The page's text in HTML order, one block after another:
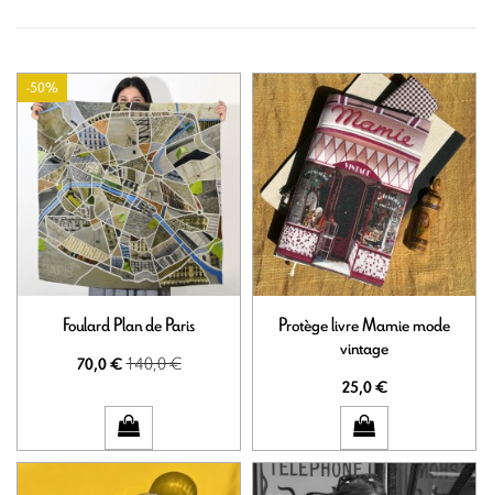
-50%
Foulard Plan de Paris
70,0 €140,0 €
Protège livre Mamie mode
vintage
25,0 €